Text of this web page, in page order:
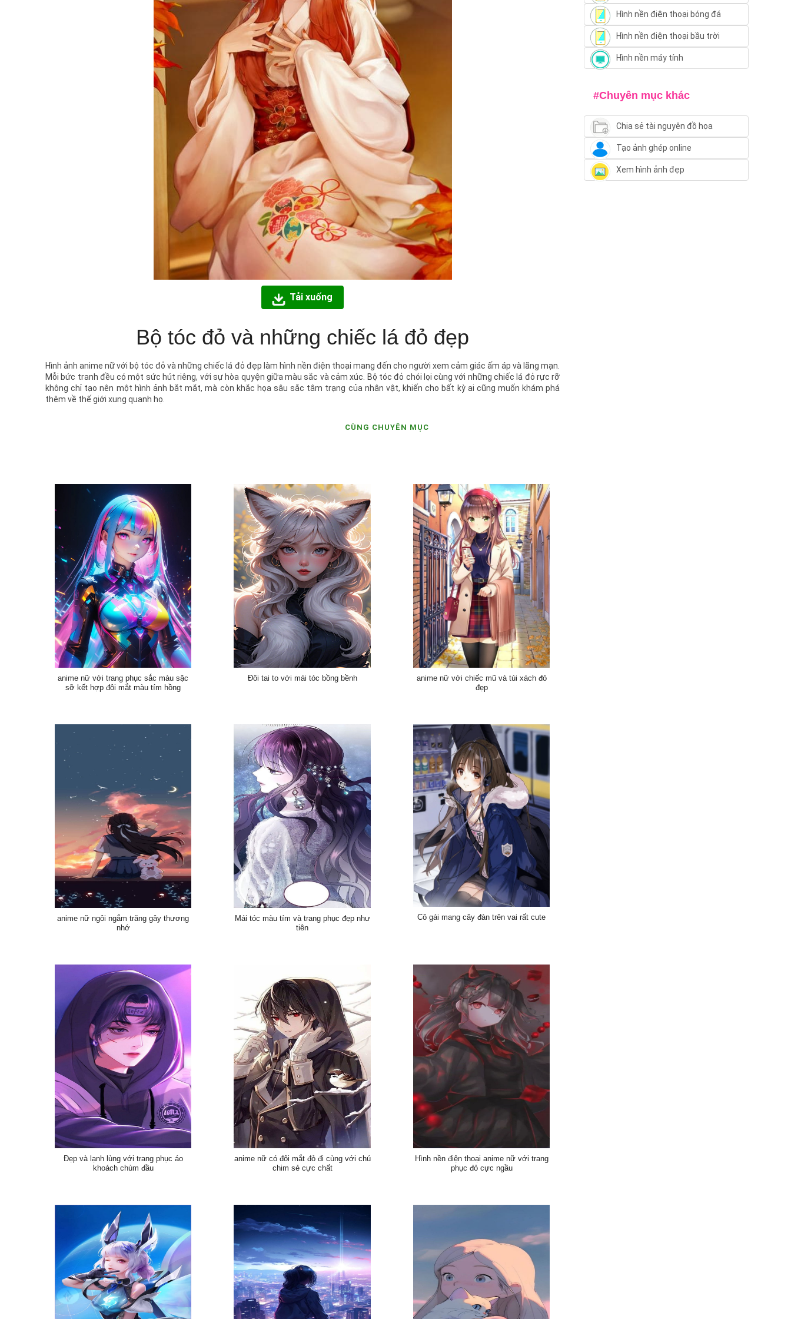
Tải xuống
Bộ tóc đỏ và những chiếc lá đỏ đẹp
Hình ảnh anime nữ với bộ tóc đỏ và những chiếc lá đỏ đẹp làm hình nền điện thoại mang đến cho người xem cảm giác ấm áp và lãng mạn.
Mỗi bức tranh đều có một sức hút riêng, với sự hòa quyện giữa màu sắc và cảm xúc. Bộ tóc đỏ chói lọi cùng với những chiếc lá đỏ rực rỡ
không chỉ tạo nên một hình ảnh bắt mắt, mà còn khắc họa sâu sắc tâm trạng của nhân vật, khiến cho bất kỳ ai cũng muốn khám phá
thêm về thế giới xung quanh họ.
CÙNG CHUYÊN MỤC
anime nữ với trang phục sắc màu sặc
sỡ kết hợp đôi mắt màu tím hồng
Đôi tai to với mái tóc bồng bềnh
anime nữ với chiếc mũ và túi xách đỏ
đẹp
anime nữ ngôi ngắm trăng gây thương
nhớ
Mái tóc màu tím và trang phục đẹp như
tiên
Cô gái mang cây đàn trên vai rất cute
Đẹp và lạnh lùng với trang phục áo
khoách chùm đầu
anime nữ có đôi mắt đỏ đi cùng với chú
chim sẻ cực chất
Hình nền điện thoại anime nữ với trang
phục đỏ cực ngầu
Hình nền điện thoại bóng đá
Hình nền điện thoại bầu trời
Hình nền máy tính
#Chuyên mục khác
Chia sẻ tài nguyên đồ họa
Tạo ảnh ghép online
Xem hình ảnh đẹp